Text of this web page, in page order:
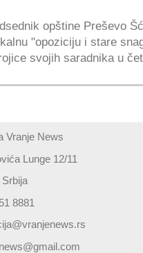
opštine Preševo
"opoziciju i stare
svojih saradnika u
Vranje News
Lunge 12/11
Srbija
8881